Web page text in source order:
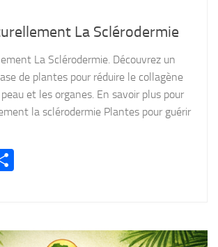
La Sclérodermie
La Sclérodermie. Découvrez un
de plantes pour réduire le collagène
et les organes. En savoir plus pour
la sclérodermie Plantes pour guérir